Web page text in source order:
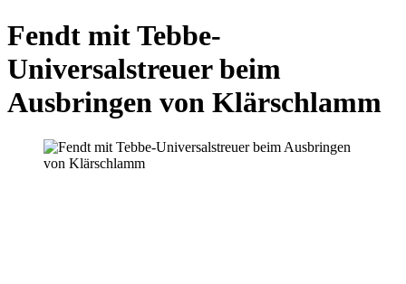
Fendt mit Tebbe-
Universalstreuer beim
Ausbringen von Klärschlamm